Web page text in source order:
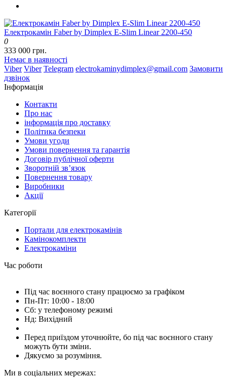
Електрокамін Faber by Dimplex E-Slim Linear 2200-450
0
333 000 грн.
Немає в наявності
Viber Viber Telegram electrokaminydimplex@gmail.com Замовити
дзвінок
Інформація
Контакти
Про нас
інформація про доставку
Політика безпеки
Умови угоди
Умови повернення та гарантія
Договір публічної оферти
Зворотній зв’язок
Повернення товару
Виробники
Акції
Категорії
Портали для електрокамінів
Камінокомплекти
Електрокаміни
Час роботи
Під час воєнного стану працюємо за графіком
Пн-Пт: 10:00 - 18:00
Сб: у телефоному режимі
Нд: Вихідний
Перед приїздом уточнюйте, бо під час воєнного стану
можуть бути зміни.
Дякуємо за розуміння.
Ми в соціальних мережах: